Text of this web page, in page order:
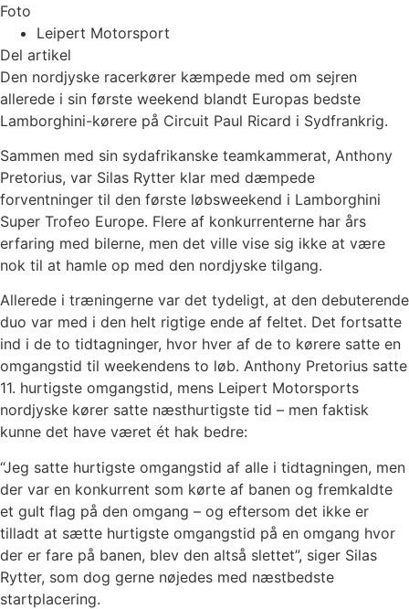
Foto
Leipert Motorsport
Del artikel
Den nordjyske racerkører kæmpede med om sejren
allerede i sin første weekend blandt Europas bedste
Lamborghini-kørere på Circuit Paul Ricard i Sydfrankrig.
Sammen med sin sydafrikanske teamkammerat, Anthony
Pretorius, var Silas Rytter klar med dæmpede
forventninger til den første løbsweekend i Lamborghini
Super Trofeo Europe. Flere af konkurrenterne har års
erfaring med bilerne, men det ville vise sig ikke at være
nok til at hamle op med den nordjyske tilgang.
Allerede i træningerne var det tydeligt, at den debuterende
duo var med i den helt rigtige ende af feltet. Det fortsatte
ind i de to tidtagninger, hvor hver af de to kørere satte en
omgangstid til weekendens to løb. Anthony Pretorius satte
11. hurtigste omgangstid, mens Leipert Motorsports
nordjyske kører satte næsthurtigste tid – men faktisk
kunne det have været ét hak bedre:
“Jeg satte hurtigste omgangstid af alle i tidtagningen, men
der var en konkurrent som kørte af banen og fremkaldte
et gult flag på den omgang – og eftersom det ikke er
tilladt at sætte hurtigste omgangstid på en omgang hvor
der er fare på banen, blev den altså slettet”, siger Silas
Rytter, som dog gerne nøjedes med næstbedste
startplacering.